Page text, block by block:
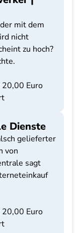
mit dem
nicht
zu hoch?
20,00 Euro
Dienste
gelieferter
von
sagt
20,00 Euro